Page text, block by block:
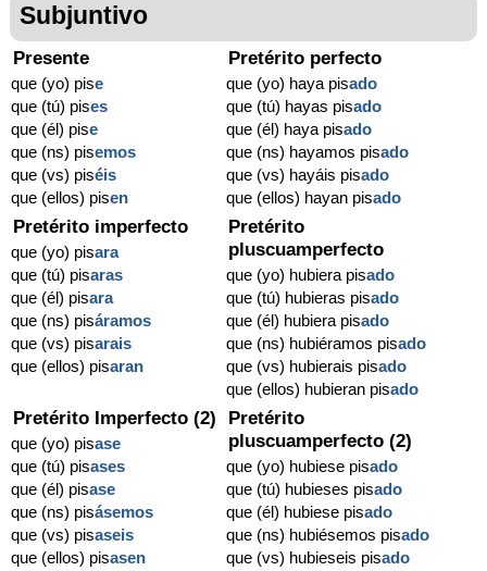
Subjuntivo
Presente
que (yo) pise
que (tú) pises
que (él) pise
que (ns) pisemos
que (vs) piséis
que (ellos) pisen
Pretérito perfecto
que (yo) haya pisado
que (tú) hayas pisado
que (él) haya pisado
que (ns) hayamos pisado
que (vs) hayáis pisado
que (ellos) hayan pisado
Pretérito imperfecto
que (yo) pisara
que (tú) pisaras
que (él) pisara
que (ns) pisáramos
que (vs) pisarais
que (ellos) pisaran
Pretérito
pluscuamperfecto
que (yo) hubiera pisado
que (tú) hubieras pisado
que (él) hubiera pisado
que (ns) hubiéramos pisado
que (vs) hubierais pisado
que (ellos) hubieran pisado
Pretérito Imperfecto (2)
que (yo) pisase
que (tú) pisases
que (él) pisase
que (ns) pisásemos
que (vs) pisaseis
que (ellos) pisasen
Pretérito
pluscuamperfecto (2)
que (yo) hubiese pisado
que (tú) hubieses pisado
que (él) hubiese pisado
que (ns) hubiésemos pisado
que (vs) hubieseis pisado